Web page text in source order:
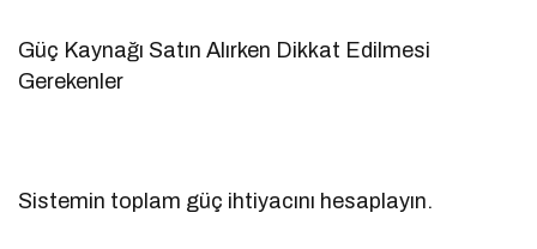
Güç Kaynağı Satın Alırken Dikkat Edilmesi
Gerekenler
Sistemin toplam güç ihtiyacını hesaplayın.